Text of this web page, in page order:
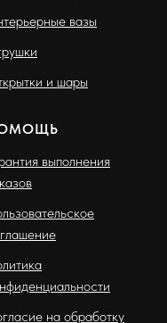
вазы
и шары
выполнения
на обработку